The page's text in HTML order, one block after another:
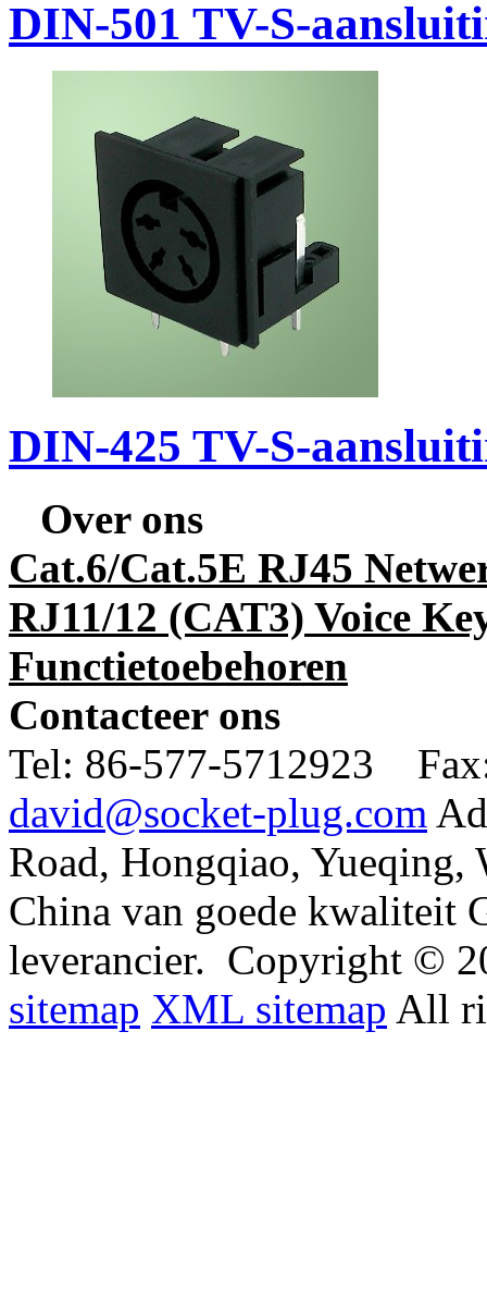
DIN-501 TV-S-
DIN-425 TV-S-
Over ons
Cat.6/Cat.5E RJ45
RJ11/12 (CAT3) Voice
Functietoebehoren
Contacteer ons
Tel: 86-577-5712923
david@socket-plug.com
Road, Hongqiao, Yueqing,
China van goede kwaliteit
leverancier. Copyright ©
sitemap XML sitemap All